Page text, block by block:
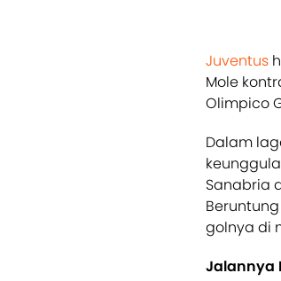
Juventus
Mole
Olimpico
Dalam
Sanabria
golnya di
Jalannya